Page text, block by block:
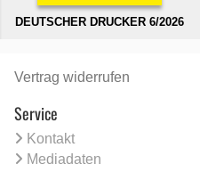
DEUTSCHER DRUCKER 6/2026
Vertrag widerrufen
Service
Kontakt
Mediadaten